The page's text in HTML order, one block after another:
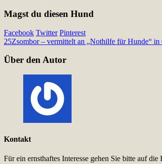
Magst du diesen Hund
Facebook Twitter Pinterest
25Zsombor – vermittelt an „Nothilfe für Hunde“ in
Über den Autor
Kontakt
Für ein ernsthaftes Interesse gehen Sie bitte auf